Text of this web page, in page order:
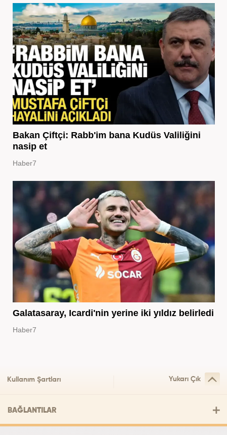
Bakan Çiftçi: Rabb'im bana Kudüs Valiliğini
nasip et
Haber7
Galatasaray, Icardi'nin yerine iki yıldız belirledi
Haber7
Kullanım Şartları Yukarı Çık
BAĞLANTILAR